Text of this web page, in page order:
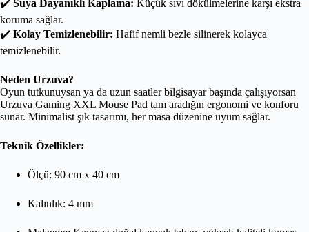
✔️ Suya Dayanıklı Kaplama: Küçük sıvı dökülmelerine karşı ekstra
koruma sağlar.
✔️ Kolay Temizlenebilir: Hafif nemli bezle silinerek kolayca
temizlenebilir.
Neden Urzuva?
Oyun tutkunuysan ya da uzun saatler bilgisayar başında çalışıyorsan
Urzuva Gaming XXL Mouse Pad tam aradığın ergonomi ve konforu
sunar. Minimalist şık tasarımı, her masa düzenine uyum sağlar.
Teknik Özellikler:
Ölçü: 90 cm x 40 cm
Kalınlık: 4 mm